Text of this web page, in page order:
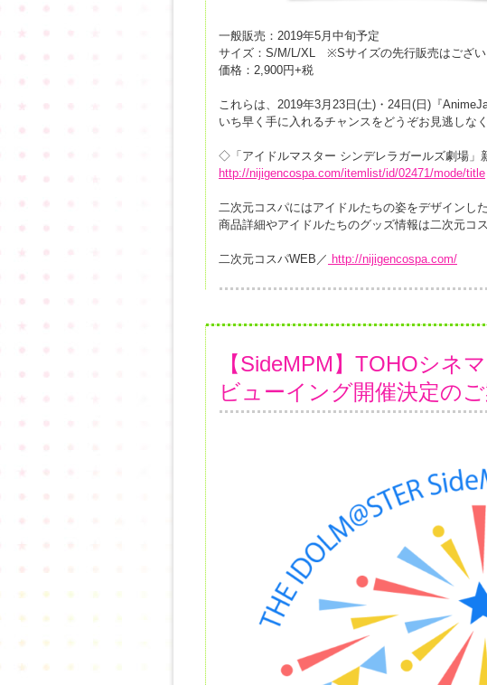
一般販売：2019年5月中旬予定
サイズ：S/M/L/XL ※Sサイズの先行販売はござい
価格：2,900円+税
これらは、2019年3月23日(土)・24日(日)『
いち早く手に入れるチャンスをどうぞお見逃しなく
◇「アイドルマスター シンデレラガールズ劇場」
http://nijigencospa.com/itemlist/id/02471/mode/title
二次元コスパにはアイドルたちの姿をデザインし
商品詳細やアイドルたちのグッズ情報は二次元コ
二次元コスパWEB／ http://nijigencospa.com/
【SideMPM】TOHOシネ
ビューイング開催決定の